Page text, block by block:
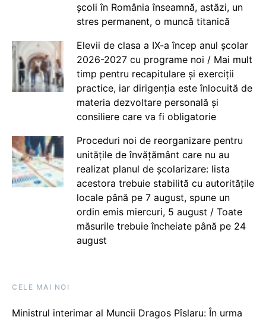
școli în România înseamnă, astăzi, un
stres permanent, o muncă titanică
Elevii de clasa a IX-a încep anul școlar
2026-2027 cu programe noi / Mai mult
timp pentru recapitulare și exerciții
practice, iar dirigenția este înlocuită de
materia dezvoltare personală și
consiliere care va fi obligatorie
Proceduri noi de reorganizare pentru
unitățile de învățământ care nu au
realizat planul de școlarizare: lista
acestora trebuie stabilită cu autoritățile
locale până pe 7 august, spune un
ordin emis miercuri, 5 august / Toate
măsurile trebuie încheiate până pe 24
august
CELE MAI NOI
Ministrul interimar al Muncii Dragos Pîslaru: În urma